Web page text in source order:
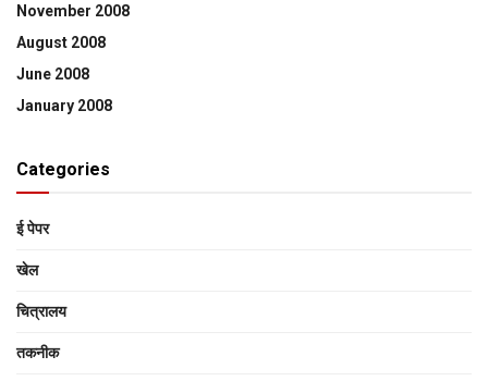
November 2008
August 2008
June 2008
January 2008
Categories
ई पेपर
खेल
चित्रालय
तकनीक